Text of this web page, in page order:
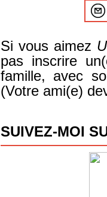
Si vous aimez
pas inscrire
famille, avec
(Votre ami(e)
SUIVEZ-MOI